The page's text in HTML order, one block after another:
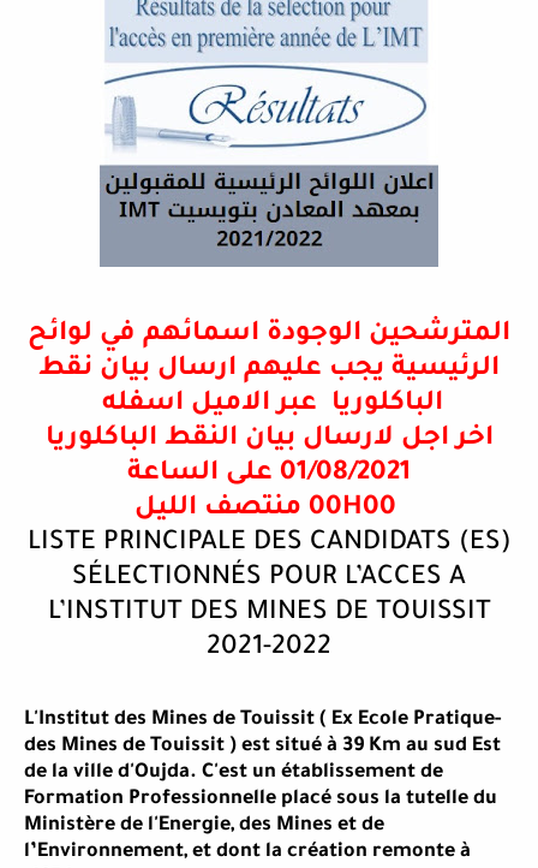
المترشحين الوجودة اسمائهم في لوائح
الرئيسية يجب عليهم ارسال بيان نقط
الباكلوريا عبر الاميل اسفله
اخر اجل لارسال بيان النقط الباكلوريا
01/08/2021 على الساعة
LISTE PRINCIPALE DES CANDIDATS (ES)
SÉLECTIONNÉS POUR L’ACCES A
L’INSTITUT DES MINES DE TOUISSIT
2021-2022
-L'Institut des Mines de Touissit ( Ex Ecole Pratique
des Mines de Touissit ) est situé à 39 Km au sud Est
de la ville d'Oujda. C'est un établissement de
Formation Professionnelle placé sous la tutelle du
Ministère de l'Energie, des Mines et de
l’Environnement, et dont la création remonte à